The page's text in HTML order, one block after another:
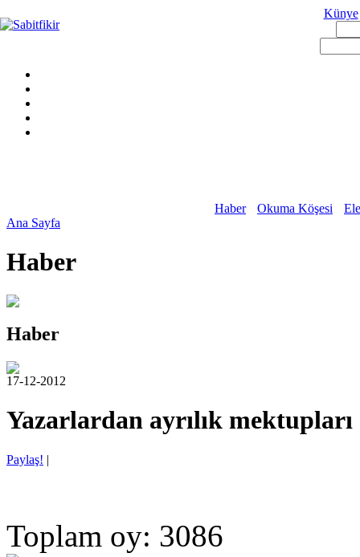
Künye
Haber Okuma Köşesi
Ana Sayfa
Haber
Haber
17-12-2012
Yazarlardan ayrılık mektupları
Paylaş! |
Toplam oy: 3086